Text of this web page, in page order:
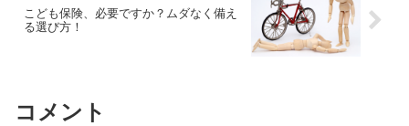
こども保険、必要ですか？ムダなく備え
る選び方！
コメント